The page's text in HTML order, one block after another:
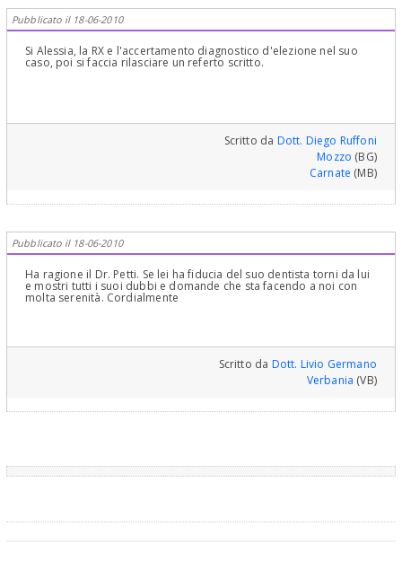
Pubblicato il 18-06-2010
Si Alessia, la RX e l'accertamento diagnostico d'elezione nel suo
caso, poi si faccia rilasciare un referto scritto.
Scritto da Dott. Diego Ruffoni
Mozzo (BG)
Carnate (MB)
Pubblicato il 18-06-2010
Ha ragione il Dr. Petti. Se lei ha fiducia del suo dentista torni da lui
e mostri tutti i suoi dubbi e domande che sta facendo a noi con
molta serenità. Cordialmente
Scritto da Dott. Livio Germano
Verbania (VB)